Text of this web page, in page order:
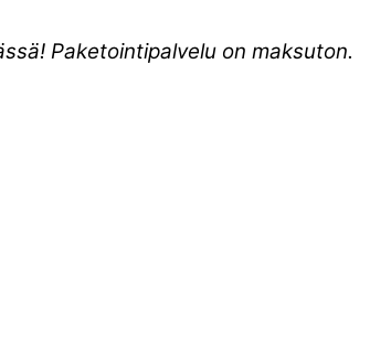
Paketointipalvelu on maksuton.